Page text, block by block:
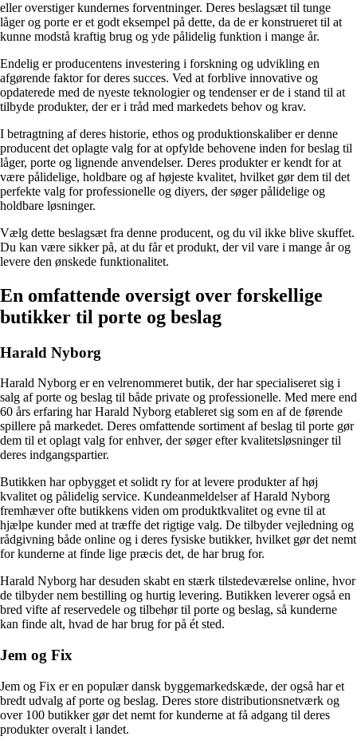
eller overstiger kundernes forventninger. Deres beslagsæt til tunge
låger og porte er et godt eksempel på dette, da de er konstrueret til at
kunne modstå kraftig brug og yde pålidelig funktion i mange år.
Endelig er producentens investering i forskning og udvikling en
afgørende faktor for deres succes. Ved at forblive innovative og
opdaterede med de nyeste teknologier og tendenser er de i stand til at
tilbyde produkter, der er i tråd med markedets behov og krav.
I betragtning af deres historie, ethos og produktionskaliber er denne
producent det oplagte valg for at opfylde behovene inden for beslag til
låger, porte og lignende anvendelser. Deres produkter er kendt for at
være pålidelige, holdbare og af højeste kvalitet, hvilket gør dem til det
perfekte valg for professionelle og diyers, der søger pålidelige og
holdbare løsninger.
Vælg dette beslagsæt fra denne producent, og du vil ikke blive skuffet.
Du kan være sikker på, at du får et produkt, der vil vare i mange år og
levere den ønskede funktionalitet.
En omfattende oversigt over forskellige
butikker til porte og beslag
Harald Nyborg
Harald Nyborg er en velrenommeret butik, der har specialiseret sig i
salg af porte og beslag til både private og professionelle. Med mere end
60 års erfaring har Harald Nyborg etableret sig som en af de førende
spillere på markedet. Deres omfattende sortiment af beslag til porte gør
dem til et oplagt valg for enhver, der søger efter kvalitetsløsninger til
deres indgangspartier.
Butikken har opbygget et solidt ry for at levere produkter af høj
kvalitet og pålidelig service. Kundeanmeldelser af Harald Nyborg
fremhæver ofte butikkens viden om produktkvalitet og evne til at
hjælpe kunder med at træffe det rigtige valg. De tilbyder vejledning og
rådgivning både online og i deres fysiske butikker, hvilket gør det nemt
for kunderne at finde lige præcis det, de har brug for.
Harald Nyborg har desuden skabt en stærk tilstedeværelse online, hvor
de tilbyder nem bestilling og hurtig levering. Butikken leverer også en
bred vifte af reservedele og tilbehør til porte og beslag, så kunderne
kan finde alt, hvad de har brug for på ét sted.
Jem og Fix
Jem og Fix er en populær dansk byggemarkedskæde, der også har et
bredt udvalg af porte og beslag. Deres store distributionsnetværk og
over 100 butikker gør det nemt for kunderne at få adgang til deres
produkter overalt i landet.